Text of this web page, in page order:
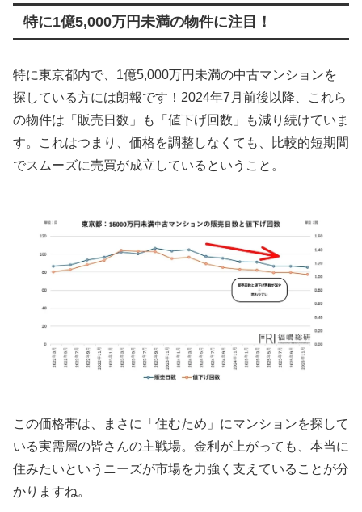
特に1億5,000万円未満の物件に注目！
特に東京都内で、1億5,000万円未満の中古マンションを
探している方には朗報です！2024年7月前後以降、これら
の物件は「販売日数」も「値下げ回数」も減り続けていま
す。これはつまり、価格を調整しなくても、比較的短期間
でスムーズに売買が成立しているということ。
この価格帯は、まさに「住むため」にマンションを探して
いる実需層の皆さんの主戦場。金利が上がっても、本当に
住みたいというニーズが市場を力強く支えていることが分
かりますね。